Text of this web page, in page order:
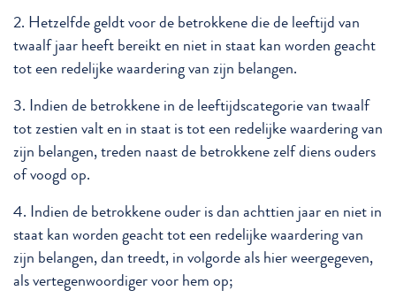
2. Hetzelfde geldt voor de betrokkene die de leeftijd van
twaalf jaar heeft bereikt en niet in staat kan worden geacht
tot een redelijke waardering van zijn belangen.
3. Indien de betrokkene in de leeftijdscategorie van twaalf
tot zestien valt en in staat is tot een redelijke waardering van
zijn belangen, treden naast de betrokkene zelf diens ouders
of voogd op.
4. Indien de betrokkene ouder is dan achttien jaar en niet in
staat kan worden geacht tot een redelijke waardering van
zijn belangen, dan treedt, in volgorde als hier weergegeven,
als vertegenwoordiger voor hem op;